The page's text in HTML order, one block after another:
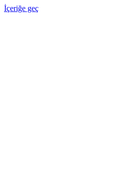
İçeriğe geç